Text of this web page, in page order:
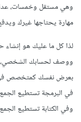
وهي مستقل وخمسات، عدا
مهارة يحتاجها غيرك
لذا كل ما عليك هو إنشاء
ووصف لحسابك الشخصي،
بعرض نفسك كمتخصص في
في البرمجة تستطيع
وفي الكتابة تستطيع